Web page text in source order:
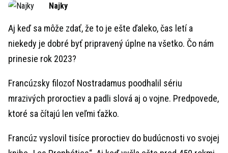
Najky
Aj keď sa môže zdať, že to je ešte ďaleko, čas letí a
niekedy je dobré byť pripravený úplne na všetko. Čo nám
prinesie rok 2023?
Francúzsky filozof Nostradamus poodhalil sériu
mrazivých proroctiev a padli slová aj o vojne. Predpovede,
ktoré sa čítajú len veľmi ťažko.
Francúz vyslovil tisíce proroctiev do budúcnosti vo svojej